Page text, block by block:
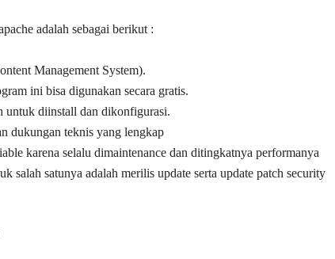
adalah sebagai berikut :
Management System).
ini bisa digunakan secara gratis.
untuk diinstall dan dikonfigurasi.
dukungan teknis yang lengkap
karena selalu dimaintenance dan ditingkatnya performanya
salah satunya adalah merilis update serta update patch security